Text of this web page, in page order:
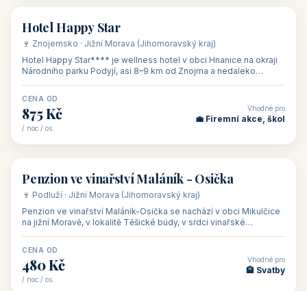
🏨 hotel
Hotel Happy Star
🍷 Znojemsko · Jižní Morava (Jihomoravský kraj)
Hotel Happy Star**** je wellness hotel v obci Hnanice na okraji
Národního parku Podyjí, asi 8–9 km od Znojma a nedaleko
CENA OD
875 Kč
/ noc / os.
Vhodné pro
💼 Firemní akce, škol
🏡 penzion
Penzion ve vinařství Maláník - Osička
🍷 Podluží · Jižní Morava (Jihomoravský kraj)
Penzion ve vinařství Maláník-Osička se nachází v obci Mikulčice
na jižní Moravě, v lokalitě Těšické búdy, v srdci vinařské
CENA OD
480 Kč
/ noc / os.
Vhodné pro
🏨 Svatby